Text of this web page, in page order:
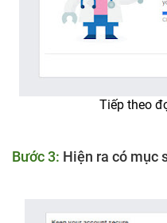
Tiếp theo
Bước 3: Hiện ra có mục